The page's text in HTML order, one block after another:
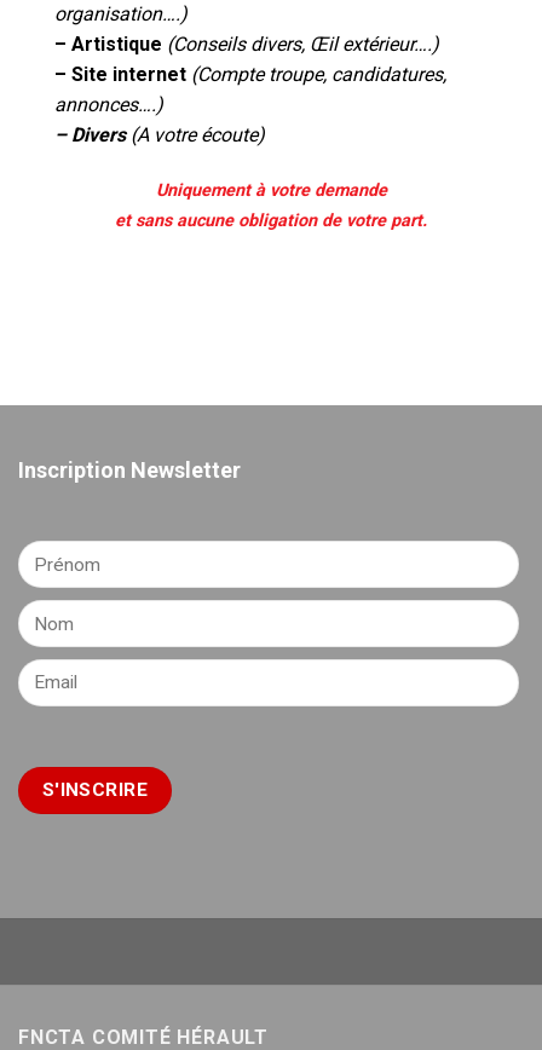
organisation….)
– Artistique (Conseils divers, Œil extérieur….)
– Site internet (Compte troupe, candidatures,
annonces….)
– Divers(A votre écoute)
Uniquement à votre demande
et sans aucune obligation de votre part.
Inscription Newsletter
FNCTA COMITÉ HÉRAULT